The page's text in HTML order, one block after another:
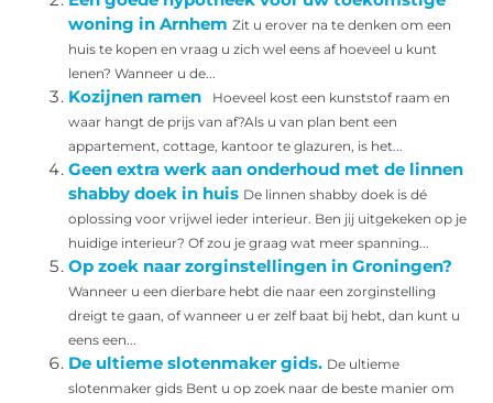
woning in Arnhem Zit u erover na te denken om een
huis te kopen en vraag u zich wel eens af hoeveel u kunt
lenen? Wanneer u de...
Kozijnen ramen
Hoeveel kost een kunststof raam en
waar hangt de prijs van af?Als u van plan bent een
appartement, cottage, kantoor te glazuren, is het...
Geen extra werk aan onderhoud met de linnen
shabby doek in huis De linnen shabby doek is dé
oplossing voor vrijwel ieder interieur. Ben jij uitgekeken op je
huidige interieur? Of zou je graag wat meer spanning...
Op zoek naar zorginstellingen in Groningen?
Wanneer u een dierbare hebt die naar een zorginstelling
dreigt te gaan, of wanneer u er zelf baat bij hebt, dan kunt u
eens een...
De ultieme slotenmaker gids. De ultieme
slotenmaker gids Bent u op zoek naar de beste manier om